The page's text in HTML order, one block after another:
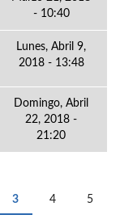
- 10:40
Lunes, Abril 9,
2018 - 13:48
Domingo, Abril
22, 2018 -
21:20
3 4 5